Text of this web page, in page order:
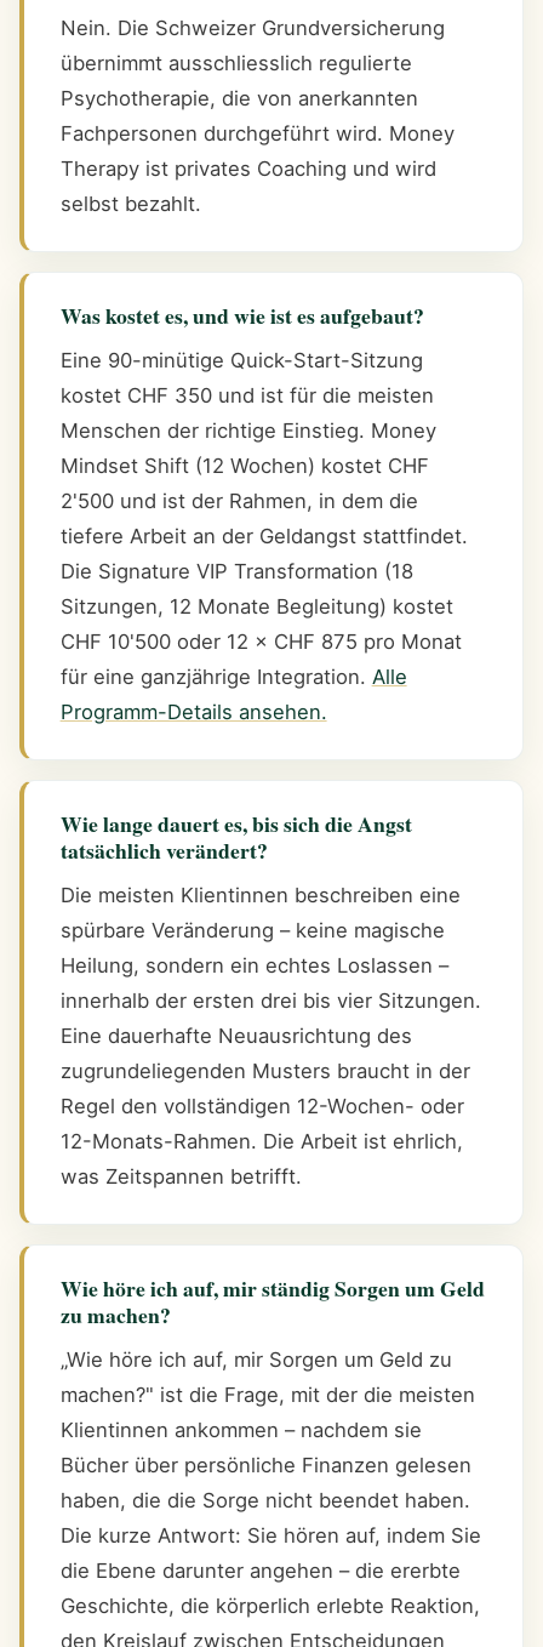
Nein. Die Schweizer Grundversicherung
übernimmt ausschliesslich regulierte
Psychotherapie, die von anerkannten
Fachpersonen durchgeführt wird. Money
Therapy ist privates Coaching und wird
selbst bezahlt.
Was kostet es, und wie ist es aufgebaut?
Eine 90-minütige Quick-Start-Sitzung
kostet CHF 350 und ist für die meisten
Menschen der richtige Einstieg. Money
Mindset Shift (12 Wochen) kostet CHF
2'500 und ist der Rahmen, in dem die
tiefere Arbeit an der Geldangst stattfindet.
Die Signature VIP Transformation (18
Sitzungen, 12 Monate Begleitung) kostet
CHF 10'500 oder 12 × CHF 875 pro Monat
für eine ganzjährige Integration. Alle
Programm-Details ansehen.
Wie lange dauert es, bis sich die Angst
tatsächlich verändert?
Die meisten Klientinnen beschreiben eine
spürbare Veränderung – keine magische
Heilung, sondern ein echtes Loslassen –
innerhalb der ersten drei bis vier Sitzungen.
Eine dauerhafte Neuausrichtung des
zugrundeliegenden Musters braucht in der
Regel den vollständigen 12-Wochen- oder
12-Monats-Rahmen. Die Arbeit ist ehrlich,
was Zeitspannen betrifft.
Wie höre ich auf, mir ständig Sorgen um Geld
zu machen?
„Wie höre ich auf, mir Sorgen um Geld zu
machen?" ist die Frage, mit der die meisten
Klientinnen ankommen – nachdem sie
Bücher über persönliche Finanzen gelesen
haben, die die Sorge nicht beendet haben.
Die kurze Antwort: Sie hören auf, indem Sie
die Ebene darunter angehen – die ererbte
Geschichte, die körperlich erlebte Reaktion,
den Kreislauf zwischen Entscheidungen